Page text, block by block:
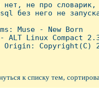
нет, не про
без него не
Muse - New Born
ALT Linux Compact
Origin: Copyright(C)
к списку тем,